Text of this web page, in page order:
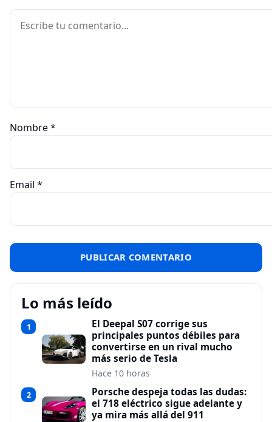
Comentario
Nombre*
Email *
Lo más leído
1
El Deepal S07 corrige sus
principales puntos débiles para
convertirse en un rival mucho
más serio de Tesla
Hace 10 horas
2
Porsche despeja todas las dudas:
el 718 eléctrico sigue adelante y
ya mira más allá del 911